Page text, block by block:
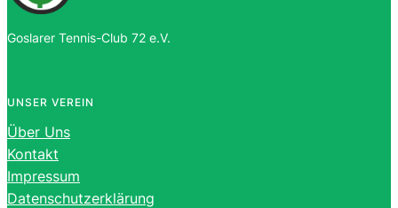
Goslarer Tennis-Club 72 e.V.
UNSER VEREIN
Über Uns
Kontakt
Impressum
Datenschutzerklärung